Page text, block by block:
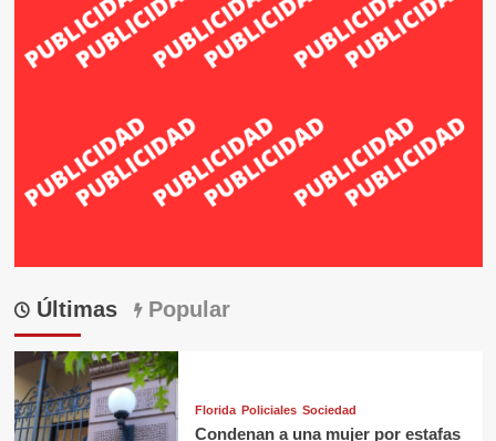
Últimas Popular
Florida Policiales Sociedad
Condenan a una mujer por estafas